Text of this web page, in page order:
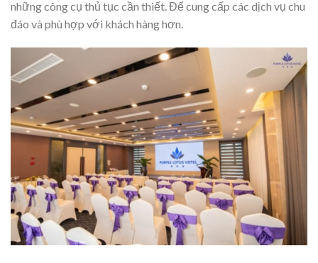
những công cụ thủ tục cần thiết. Để cung cấp các dịch vụ chu
đáo và phù hợp với khách hàng hơn.